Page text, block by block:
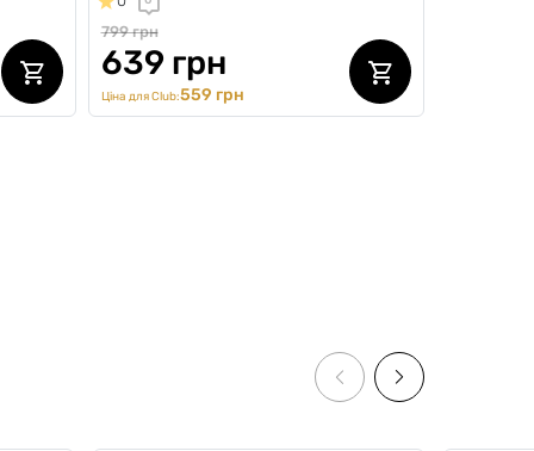
799 грн
639 грн
Ціна для Club:559 грн